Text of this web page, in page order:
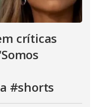
críticas
#shorts